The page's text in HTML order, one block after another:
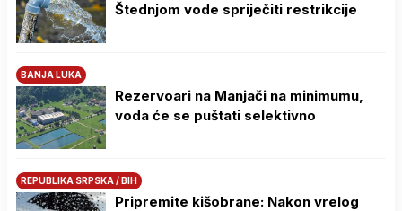
Štednjom vode spriječiti restrikcije
BANJA LUKA
Rezervoari na Manjači na minimumu,
voda će se puštati selektivno
REPUBLIKA SRPSKA / BIH
Pripremite kišobrane: Nakon vrelog